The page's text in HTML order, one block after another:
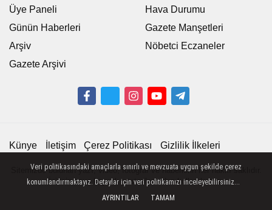
Üye Paneli
Günün Haberleri
Arşiv
Gazete Arşivi
Hava Durumu
Gazete Manşetleri
Nöbetci Eczaneler
Künye İletişim Çerez Politikası Gizlilik İlkeleri
Sitemizde bulunan yazı, video, fotoğraf ve haberlerin her hakkı saklıdır.
İzinsiz veya kaynak gösterilemeden kullanılamaz.
Veri politikasındaki amaçlarla sınırlı ve mevzuata uygun şekilde çerez
konumlandırmaktayız. Detaylar için veri politikamızı inceleyebilirsiniz...
AYRINTILAR
TAMAM